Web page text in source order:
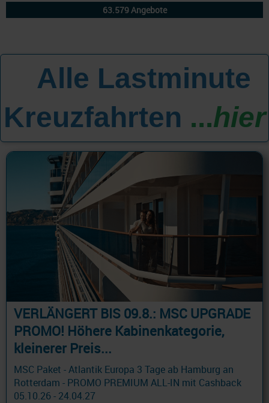
Alle Lastminute
Kreuzfahrten ...hier
VERLÄNGERT BIS 09.8.: MSC UPGRADE
PROMO! Höhere Kabinenkategorie,
kleinerer Preis...
MSC Paket - Atlantik Europa 3 Tage ab Hamburg an
Rotterdam - PROMO PREMIUM ALL-IN mit Cashback
05.10.26 - 24.04.27